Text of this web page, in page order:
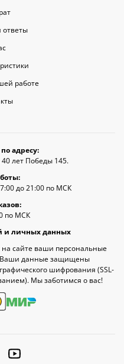
ответы
работе
адресу:
40 лет Победы 145.
до 21:00 по МСК
по МСК
и личных данных
на сайте ваши персональные
данные защищены
шифрования (SSL-
Мы заботимся о вас!